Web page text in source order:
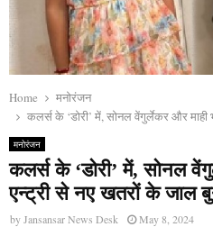
Home
मनोरंजन
कलर्स के ‘डोरी’ में, सोनल वेंगुर्लेकर और
मनोरंजन
कलर्स के ‘डोरी’ में, सोनल
एन्ट्री से नए खतरों के जाल
byJansansar News Desk May 8, 2024